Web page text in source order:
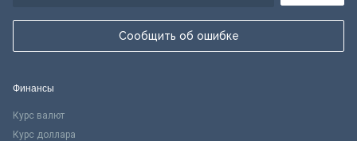
Сообщить об ошибке
Финансы
Курс валют
Курс доллара